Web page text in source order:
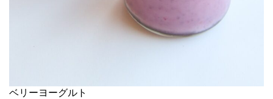
ベリーヨーグルト